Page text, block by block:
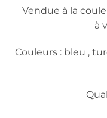
Vendue à la
à
Couleurs : bleu ,